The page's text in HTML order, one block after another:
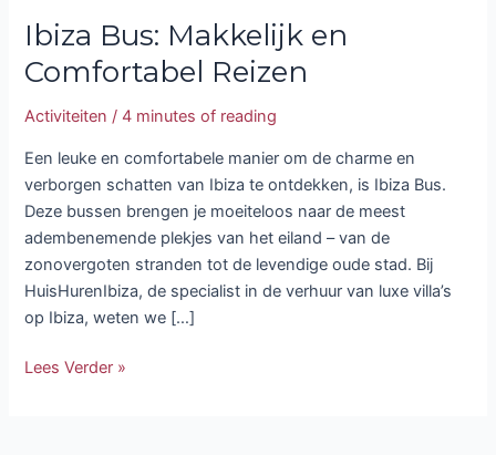
Ibiza Bus: Makkelijk en
Comfortabel Reizen
Activiteiten /4 minutes of reading
Een leuke en comfortabele manier om de charme en
verborgen schatten van Ibiza te ontdekken, is Ibiza Bus.
Deze bussen brengen je moeiteloos naar de meest
adembenemende plekjes van het eiland – van de
zonovergoten stranden tot de levendige oude stad. Bij
HuisHurenIbiza, de specialist in de verhuur van luxe villa’s
op Ibiza, weten we […]
Lees Verder »